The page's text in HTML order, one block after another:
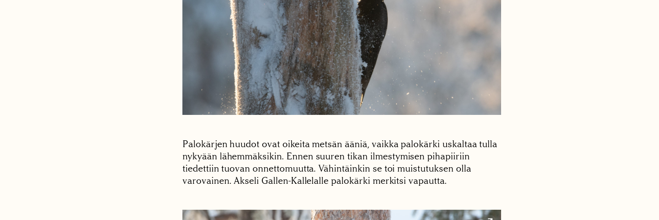
Palokärjen huudot ovat oikeita metsän ääniä, vaikka palokärki uskaltaa tulla
nykyään lähemmäksikin. Ennen suuren tikan ilmestymisen pihapiiriin
tiedettiin tuovan onnettomuutta. Vähintäinkin se toi muistutuksen olla
varovainen. Akseli Gallen-Kallelalle palokärki merkitsi vapautta.